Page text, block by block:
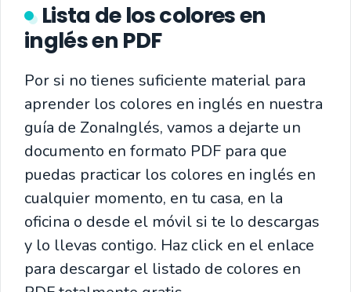
Lista de los colores en
inglés en PDF
Por si no tienes suficiente material para
aprender los colores en inglés en nuestra
guía de ZonaInglés, vamos a dejarte un
documento en formato PDF para que
puedas practicar los colores en inglés en
cualquier momento, en tu casa, en la
oficina o desde el móvil si te lo descargas
y lo llevas contigo. Haz click en el enlace
para descargar el listado de colores en